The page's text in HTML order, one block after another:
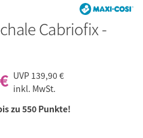
Cabriofix -
UVP 139,90 €
inkl. MwSt.
zu 550 Punkte!